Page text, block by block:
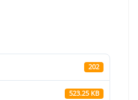
202
523.25 KB